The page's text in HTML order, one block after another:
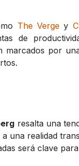
The Verge y
de
marcados por
resalta una
una realidad
será clave